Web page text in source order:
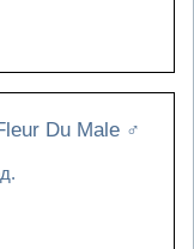
Du Male ♂